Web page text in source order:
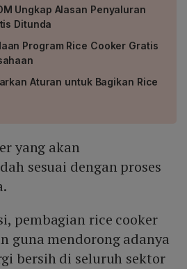
Ungkap Alasan Penyaluran
Ditunda
Program Rice Cooker Gratis
Aturan untuk Bagikan Rice
yang akan
sesuai dengan proses
pembagian rice cooker
guna mendorong adanya
bersih di seluruh sektor